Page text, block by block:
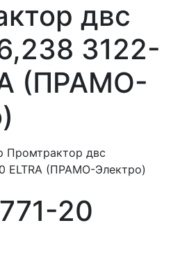
двс
3122-
(ПРАМО-
20